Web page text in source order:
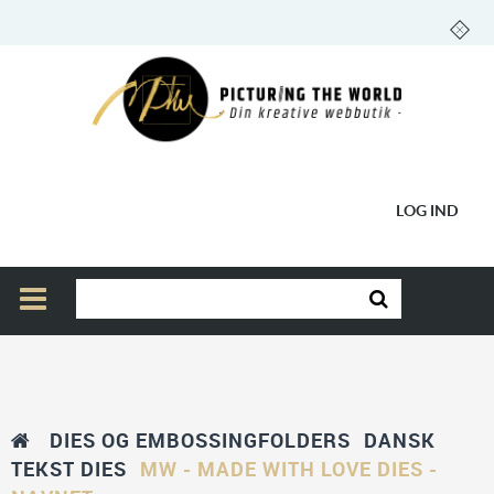
LOG IND
DIES OG EMBOSSINGFOLDERS DANSK
TEKST DIES MW - MADE WITH LOVE DIES -